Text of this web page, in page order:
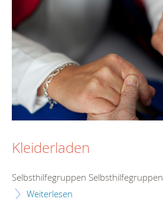
Kleiderladen
Selbsthilfegruppen Selbsthilfegruppen
Weiterlesen